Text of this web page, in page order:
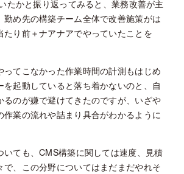
たかと振り返ってみると、業務改善が主
勤め先の構築チーム全体で改善施策がは
たり前＋ナアナアでやっていたことを
ってこなかった作業時間の計測もはじめ
を起動していると落ち着かないのと、自
るのが嫌で避けてきたのですが、いざや
作業の流れや詰まり具合がわかるように
いても、CMS構築に関しては速度、見積
で、この分野についてはまだまだやれそ